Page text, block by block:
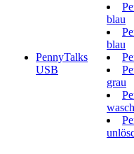
PennyTalks
USB
blau
blau
grau